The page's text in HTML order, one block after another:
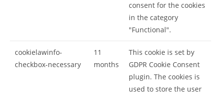
consent for the cookies
in the category
"Functional".
cookielawinfo-
checkbox-necessary
11
months
This cookie is set by
GDPR Cookie Consent
plugin. The cookies is
used to store the user